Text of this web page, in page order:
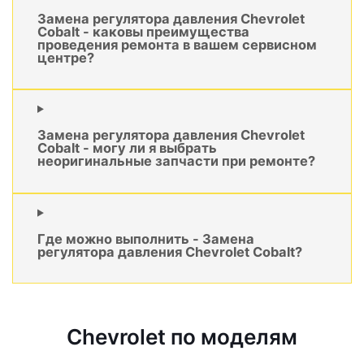
Замена регулятора давления Chevrolet
Cobalt - каковы преимущества
проведения ремонта в вашем сервисном
центре?
Замена регулятора давления Chevrolet
Cobalt - могу ли я выбрать
неоригинальные запчасти при ремонте?
Где можно выполнить - Замена
регулятора давления Chevrolet Cobalt?
Chevrolet по моделям